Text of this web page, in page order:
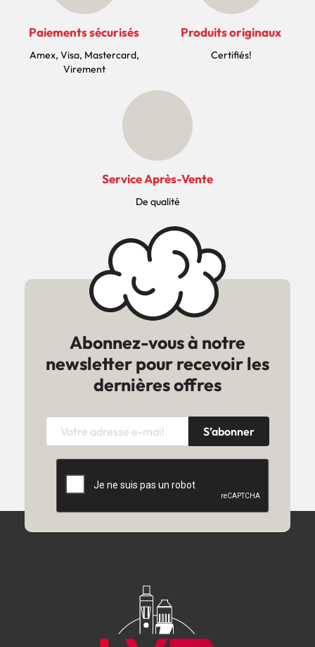
Paiements sécurisés
Amex, Visa, Mastercard,
Virement
Produits originaux
Certifiés!
Service Après-Vente
De qualité
Abonnez-vous à notre
newsletter pour recevoir les
dernières offres